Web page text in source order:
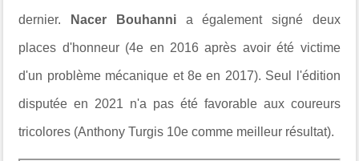
dernier. Nacer Bouhannia également signé deux
places d'honneur (4e en 2016 après avoir été victime
d'un problème mécanique et 8e en 2017). Seul l'édition
disputée en 2021 n'a pas été favorable aux coureurs
tricolores (Anthony Turgis 10e comme meilleur résultat).